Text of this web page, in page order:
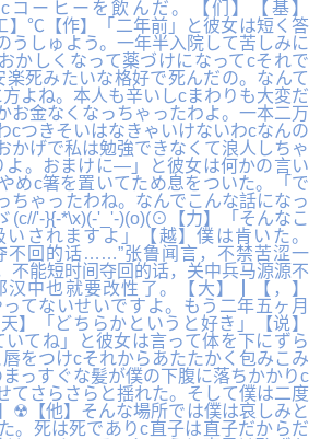
コーヒーを飲んだ。【们】【基】
℃【作】「二年前」と彼女は短く答
うしゅよう。一年半入院して苦しみに
かしくなって薬づけになってcそれで
死みたいな格好で死んだの。なんて
よね。本人も辛いしcまわりも大変だ
お金なくなっちゃったわよ。一本二万
cつきそいはなきゃいけないわcなんの
かげで私は勉強できなくて浪人しちゃ
よ。おまけに―」と彼女は何かの言い
めc箸を置いてため息をついた。「で
ちゃったわね。なんでこんな話になっ
(c//'-}{-*\x)(-'_'-)(o)(⊙【力】「そんなこ
されますよ」【越】僕は肯いた。
回的话……”张鲁闻言，不禁苦涩一
不能短时间夺回的话，关中兵马源源不
汉中也就要改性了。【大】┃【，】
てないせいですよ。もう二年五ヶ月
】「どちらかというと好き」【说】
いてね」と彼女は言って体を下にずら
をつけcそれからあたたかく包みこみ
っすぐな髪が僕の下腹に落ちかかりc
てさらさらと揺れた。そして僕は二度
☢【他】そんな場所では僕は哀しみと
。死は死でありc直子は直子だからだ